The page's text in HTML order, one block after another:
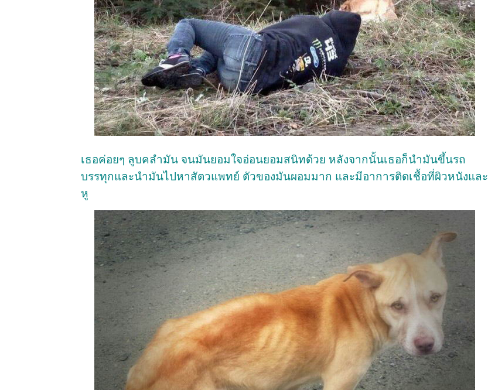
เธอค่อยๆ ลูบคลำมัน จนมันยอมใจอ่อนยอมสนิทด้วย หลังจากนั้นเธอก็นำมันขึ้นรถ
บรรทุกและนำมันไปหาสัตวแพทย์ ตัวของมันผอมมาก และมีอาการติดเชื้อที่ผิวหนังและ
หู